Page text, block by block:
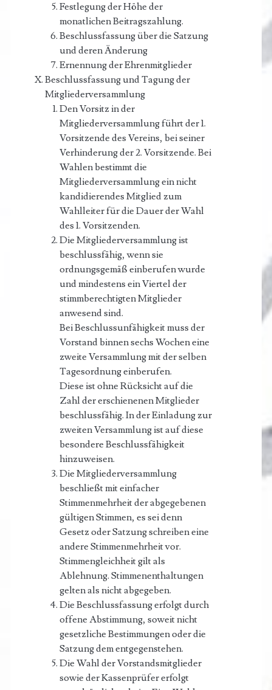
Festlegung der Höhe der
monatlichen Beitragszahlung.
Beschlussfassung über die Satzung
und deren Änderung
Ernennung der Ehrenmitglieder
Beschlussfassung und Tagung der
Mitgliederversammlung
Den Vorsitz in der
Mitgliederversammlung führt der 1.
Vorsitzende des Vereins, bei seiner
Verhinderung der 2. Vorsitzende. Bei
Wahlen bestimmt die
Mitgliederversammlung ein nicht
kandidierendes Mitglied zum
Wahlleiter für die Dauer der Wahl
des 1. Vorsitzenden.
Die Mitgliederversammlung ist
beschlussfähig, wenn sie
ordnungsgemäß einberufen wurde
und mindestens ein Viertel der
stimmberechtigten Mitglieder
anwesend sind.
Bei Beschlussunfähigkeit muss der
Vorstand binnen sechs Wochen eine
zweite Versammlung mit der selben
Tagesordnung einberufen.
Diese ist ohne Rücksicht auf die
Zahl der erschienenen Mitglieder
beschlussfähig. In der Einladung zur
zweiten Versammlung ist auf diese
besondere Beschlussfähigkeit
hinzuweisen.
Die Mitgliederversammlung
beschließt mit einfacher
Stimmenmehrheit der abgegebenen
gültigen Stimmen, es sei denn
Gesetz oder Satzung schreiben eine
andere Stimmenmehrheit vor.
Stimmengleichheit gilt als
Ablehnung. Stimmenenthaltungen
gelten als nicht abgegeben.
Die Beschlussfassung erfolgt durch
offene Abstimmung, soweit nicht
gesetzliche Bestimmungen oder die
Satzung dem entgegenstehen.
Die Wahl der Vorstandsmitglieder
sowie der Kassenprüfer erfolgt